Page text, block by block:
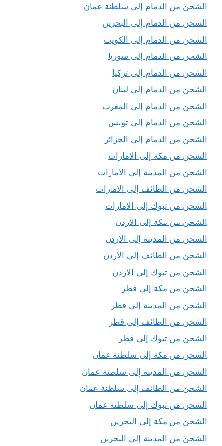
الشحن من الدمام إلى سلطنة عمان
الشحن من الدمام إلى البحرين
الشحن من الدمام إلى الكويت
الشحن من الدمام إلى سوريا
الشحن من الدمام إلى تركيا
الشحن من الدمام إلى لبنان
الشحن من الدمام إلى المغرب
الشحن من الدمام إلى تونس
الشحن من الدمام إلى الجزائر
الشحن من مكة إلى الامارات
الشحن من المدينة إلى الامارات
الشحن من الطائف إلى الامارات
الشحن من تبوك إلى الامارات
الشحن من مكة إلى الاردن
الشحن من المدينة إلى الاردن
الشحن من الطائف إلى الاردن
الشحن من تبوك إلى الاردن
الشحن من مكة إلى قطر
الشحن من المدينة إلى قطر
الشحن من الطائف إلى قطر
الشحن من تبوك إلى قطر
الشحن من مكة إلى سلطنة عمان
الشحن من المدينة إلى سلطنة عمان
الشحن من الطائف إلى سلطنة عمان
الشحن من تبوك إلى سلطنة عمان
الشحن من مكة إلى البحرين
الشحن من المدينة إلى البحرين